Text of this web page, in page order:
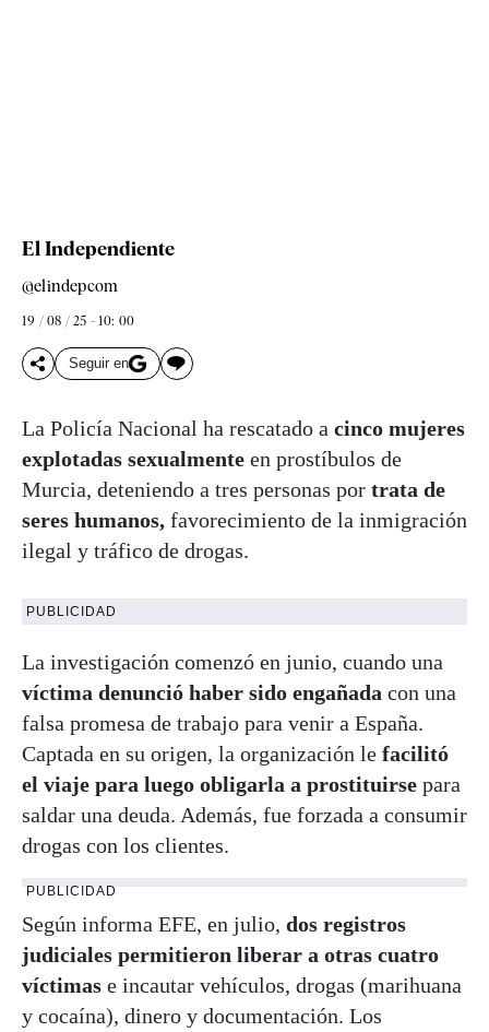
El Independiente
@elindepcom
19 / 08 / 25 - 10: 00
Seguir en
La Policía Nacional ha rescatado a cinco mujeres
explotadas sexualmente en prostíbulos de
Murcia, deteniendo a tres personas por trata de
seres humanos, favorecimiento de la inmigración
ilegal y tráfico de drogas.
PUBLICIDAD
La investigación comenzó en junio, cuando una
víctima denunció haber sido engañada con una
falsa promesa de trabajo para venir a España.
Captada en su origen, la organización le facilitó
el viaje para luego obligarla a prostituirse para
saldar una deuda. Además, fue forzada a consumir
drogas con los clientes.
PUBLICIDAD
Según informa EFE, en julio, dos registros
judiciales permitieron liberar a otras cuatro
víctimas e incautar vehículos, drogas (marihuana
y cocaína), dinero y documentación. Los